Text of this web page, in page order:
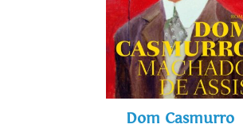
Dom Casmurro